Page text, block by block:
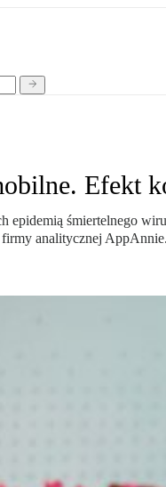
Efekt
śmiertelnego
analitycznej AppAnnie.